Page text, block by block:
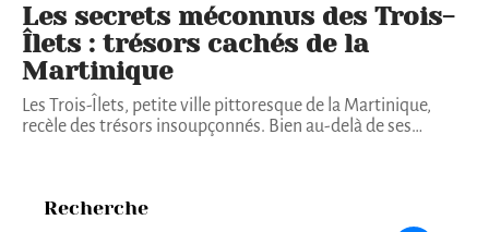
Les secrets méconnus des Trois-
Îlets : trésors cachés de la
Martinique
Les Trois-Îlets, petite ville pittoresque de la Martinique,
recèle des trésors insoupçonnés. Bien au-delà de ses…
Recherche